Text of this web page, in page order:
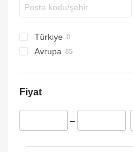
S-Class
Unimog
Vario
Türkiye
Avrupa
Polonya
Hollanda
Fiyat
–